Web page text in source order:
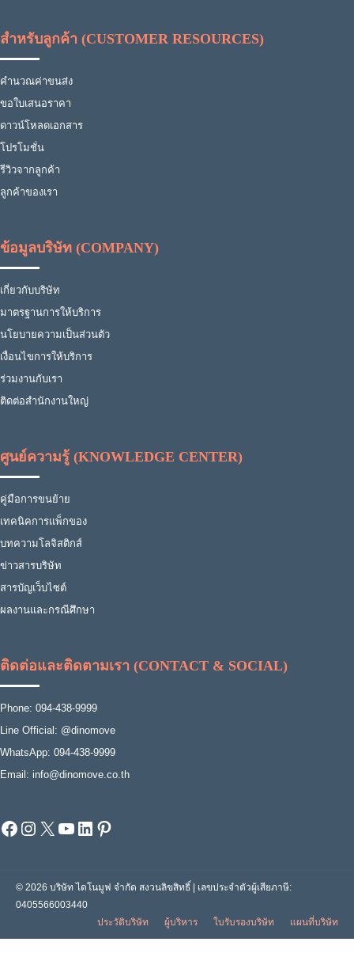
สำหรับลูกค้า (CUSTOMER RESOURCES)
คำนวณค่าขนส่ง
ขอใบเสนอราคา
ดาวน์โหลดเอกสาร
โปรโมชั่น
รีวิวจากลูกค้า
ลูกค้าของเรา
ข้อมูลบริษัท (COMPANY)
เกี่ยวกับบริษัท
มาตรฐานการให้บริการ
นโยบายความเป็นส่วนตัว
เงื่อนไขการให้บริการ
ร่วมงานกับเรา
ติดต่อสำนักงานใหญ่
ศูนย์ความรู้ (KNOWLEDGE CENTER)
คู่มือการขนย้าย
เทคนิคการแพ็กของ
บทความโลจิสติกส์
ข่าวสารบริษัท
สารบัญเว็บไซต์
ผลงานและกรณีศึกษา
ติดต่อและติดตามเรา (CONTACT & SOCIAL)
Phone: 094-438-9999
Line Official: @dinomove
WhatsApp: 094-438-9999
Email: info@dinomove.co.th
Facebook
Instagram
X YouTube
LinkedIn
Pinterest
© 2026 บริษัท ไดโนมูฟ จำกัด สงวนลิขสิทธิ์ | เลขประจำตัวผู้เสียภาษี:
0405566003440
ประวัติบริษัท
ผู้บริหาร ใบรับรองบริษัท แผนที่บริษัท